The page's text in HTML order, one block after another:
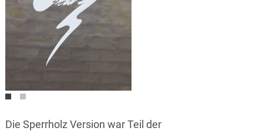
Die Sperrholz Version war Teil der